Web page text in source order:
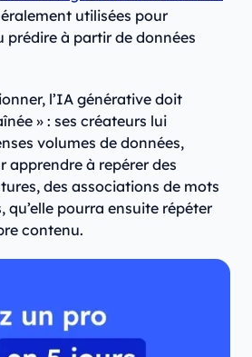
utilisées pour
prédire à partir de données
l’IA générative doit
» : ses créateurs lui
volumes de données,
apprendre à repérer des
des associations de mots
qu’elle pourra ensuite répéter
contenu.